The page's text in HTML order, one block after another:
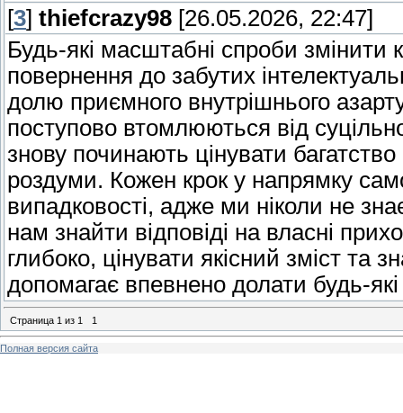
[3] thiefcrazy98 [26.05.2026, 22:47]
Будь-які масштабні спроби змінити
повернення до забутих
долю приємного внутрішнього
поступово втомлюються від
знову починають цінувати
роздуми. Кожен крок у напрямку
випадковості, адже ми ніколи не
нам знайти відповіді на власні
глибоко, цінувати якісний зміст та
допомагає впевнено долати будь-
Страница 1 из 1 1
Полная версия сайта